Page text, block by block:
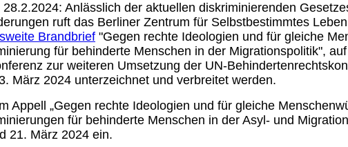
28.2.2024: Anlässlich der aktuellen diskriminierenden
ruft das Berliner Zentrum für Selbstbestimmtes
Brandbrief "Gegen rechte Ideologien und für gleiche
für behinderte Menschen in der Migrationspolitik",
zur weiteren Umsetzung der UN-
März 2024 unterzeichnet und verbreitet werden.
Appell „Gegen rechte Ideologien und für gleiche
für behinderte Menschen in der Asyl- und
21. März 2024 ein.